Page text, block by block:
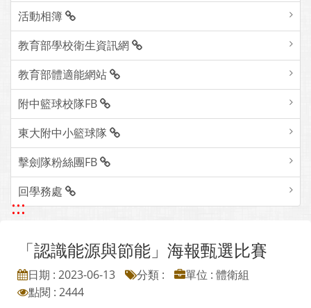
活動相簿
教育部學校衛生資訊網
教育部體適能網站
附中籃球校隊FB
東大附中小籃球隊
擊劍隊粉絲團FB
回學務處
:::
「認識能源與節能」海報甄選比賽
日期 : 2023-06-13 分類 :
單位 : 體衛組
點閱 : 2444